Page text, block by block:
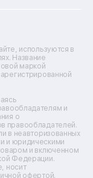
питания
используются в
Название
маркой
и
о
правообладателей.
в неавторизованных
и юридическими
и включенном
Федерации.
носит
офертой.